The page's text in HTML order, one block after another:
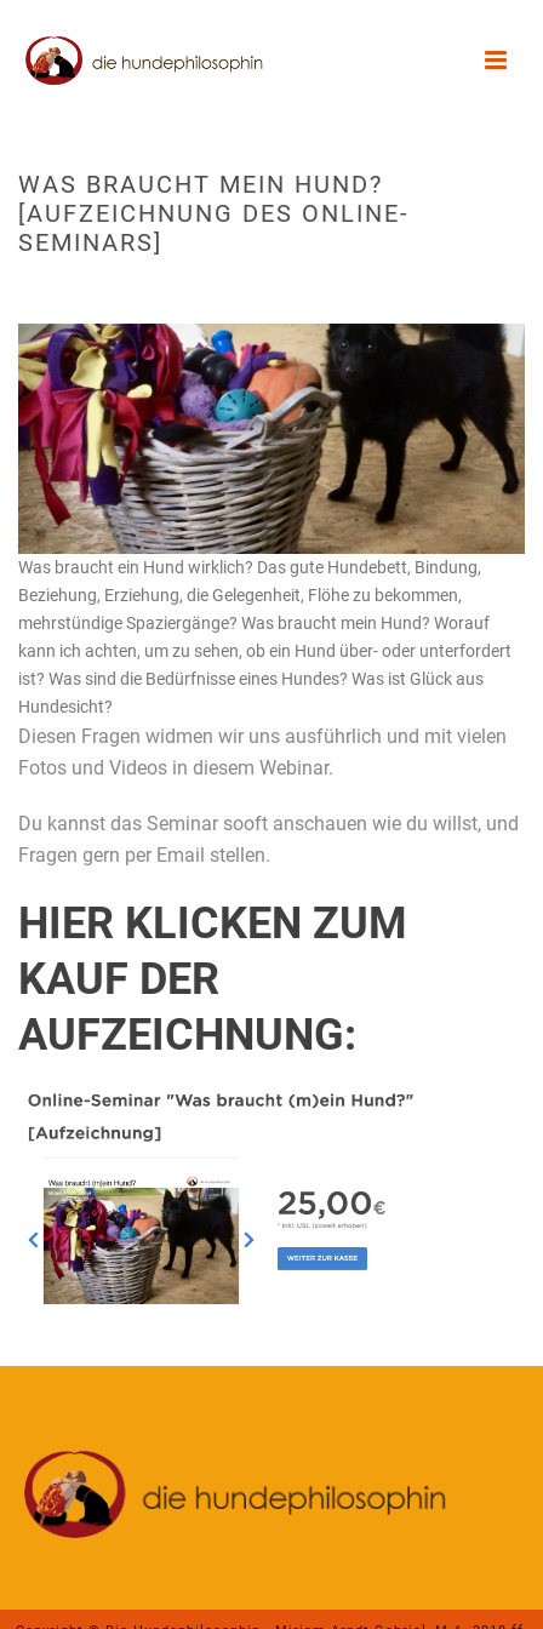
WAS BRAUCHT MEIN HUND?
[AUFZEICHNUNG DES ONLINE-
SEMINARS]
Was braucht ein Hund wirklich? Das gute Hundebett, Bindung,
Beziehung, Erziehung, die Gelegenheit, Flöhe zu bekommen,
mehrstündige Spaziergänge? Was braucht mein Hund? Worauf
kann ich achten, um zu sehen, ob ein Hund über- oder unterfordert
ist? Was sind die Bedürfnisse eines Hundes? Was ist Glück aus
Hundesicht?
Diesen Fragen widmen wir uns ausführlich und mit vielen
Fotos und Videos in diesem Webinar.
Du kannst das Seminar sooft anschauen wie du willst, und
Fragen gern per Email stellen.
HIER KLICKEN ZUM
KAUF DER
AUFZEICHNUNG: